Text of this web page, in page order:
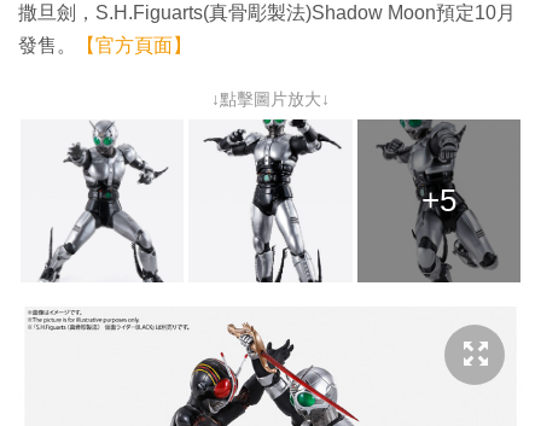
撒旦劍，S.H.Figuarts(真骨彫製法)Shadow Moon預定10月
發售。
【官方頁面】
↓點擊圖片放大↓
+5